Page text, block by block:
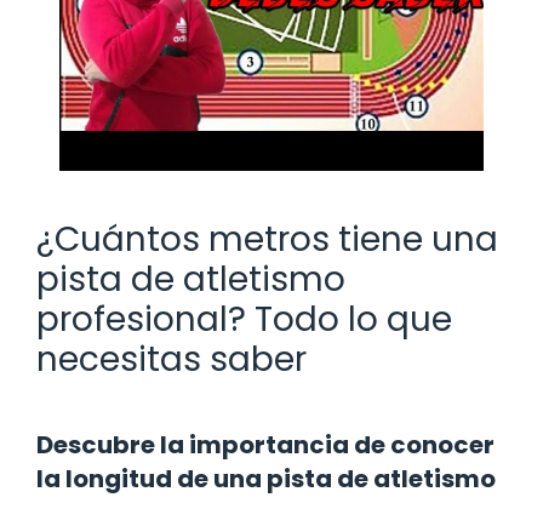
¿Cuántos metros tiene una
pista de atletismo
profesional? Todo lo que
necesitas saber
Descubre la importancia de conocer
la longitud de una pista de atletismo